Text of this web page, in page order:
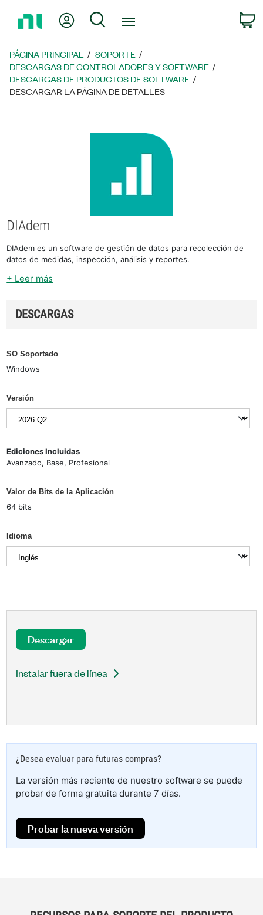
página
principal
Mi cuentaBúsqueda
PÁGINA PRINCIPAL
SOPORTE
DESCARGAS DE CONTROLADORES Y SOFTWARE
DESCARGAS DE PRODUCTOS DE SOFTWARE
DESCARGAR LA PÁGINA DE DETALLES
DIAdem
DIAdem es un software de gestión de datos para recolección de
datos de medidas, inspección, análisis y reportes.
+ Leer más
DESCARGAS
SO Soportado
Windows
Versión
Ediciones Incluidas
Avanzado, Base, Profesional
Valor de Bits de la Aplicación
64 bits
Idioma
Descargar
Instalar fuera de línea
¿Desea evaluar para futuras compras?
La versión más reciente de nuestro software se puede
probar de forma gratuita durante 7 días.
Probar la nueva versión